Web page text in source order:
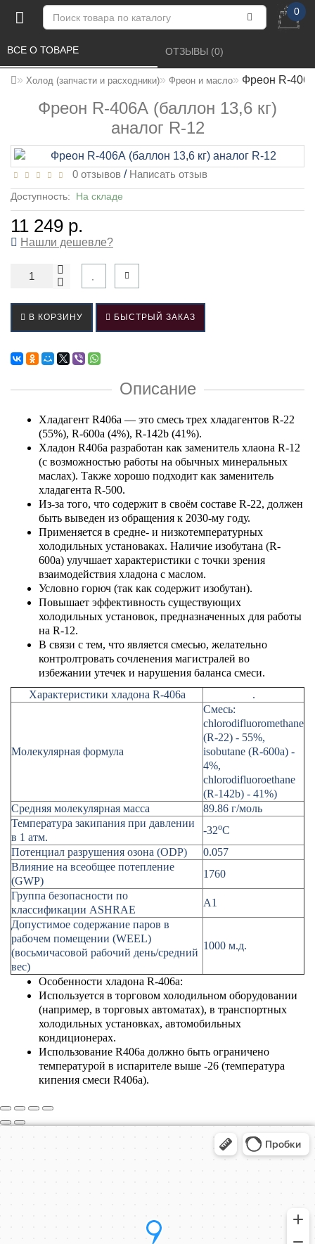
0
Холод (запчасти и расходники) Фреон и масло Фреон R-
Фреон R-406А (баллон 13,6 кг)
аналог R-12
ВСЕ О ТОВАРЕ ОТЗЫВЫ (0)
0 отзывов / Написать отзыв
Доступность: На складе
11 249 р.
Нашли дешевле?
В КОРЗИНУ БЫСТРЫЙ ЗАКАЗ
Описание
Хладагент R406a — это смесь трех хладагентов R-22
(55%), R-600a (4%), R-142b (41%).
Хладон R406a разработан как заменитель хлаона R-12
(с возможностью работы на обычных минеральных
маслах). Также хорошо подходит как заменитель
хладагента R-500.
Из-за того, что содержит в своём составе R-22, должен
быть выведен из обращения к 2030-му году.
Применяется в средне- и низкотемпературных
холодильных установаках. Наличие изобутана (R-
600a) улучшает характеристики с точки зрения
взаимодействия хладона с маслом.
Условно горюч (так как содержит изобутан).
Повышает эффективность существующих
холодильных установок, предназначенных для работы
на R-12.
В связи с тем, что является смесью, желательно
контролтровать сочленения магистралей во
избежании утечек и нарушения баланса смеси.
Характеристики хладона R-406а
.
Молекулярная формула
Смесь:
chlorodifluoromethane
(R-22) - 55%,
isobutane (R-600a) -
4%,
chlorodifluoroethane
(R-142b) - 41%)
Средняя молекулярная масса
89.86 г/моль
Температура закипания при давлении
в 1 атм.
-32оС
Потенциал разрушения озона (ODP)
0.057
Влияние на всеобщее потепление
(GWP)
1760
Группа безопасности по
классификации ASHRAE
А1
Допустимое содержание паров в
рабочем помещении (WEEL)
(восьмичасовой рабочий день/средний
вес)
1000 м.д.
Особенности хладона R-406a:
Используется в торговом холодильном оборудовании
(например, в торговых автоматах), в транспортных
холодильных установках, автомобильных
кондиционерах.
Использование R406а должно быть ограничено
температурой в испарителе выше -26 (температура
кипения смеси R406a).